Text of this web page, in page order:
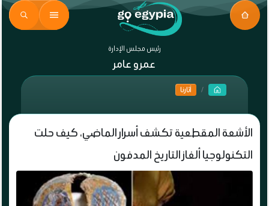
رئيس مجلس الإدارة
عمرو عامر
آثارنا
الأشعة المقطعية تكشف أسرار الماضي، كيف حلت
التكنولوجيا ألغاز التاريخ المدفون